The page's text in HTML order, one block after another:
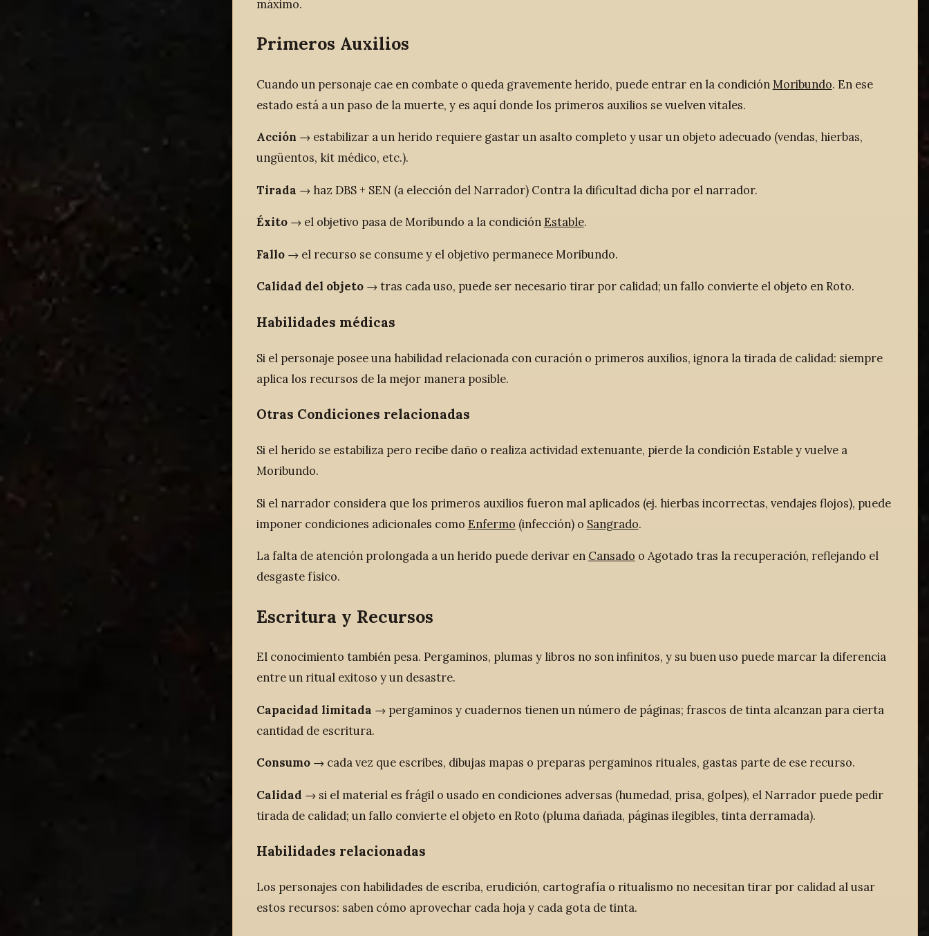
máximo.
Primeros Auxilios
Cuando un personaje cae en combate o queda gravemente herido, puede entrar en la condiciónMoribundo. En ese
estado está a un paso de la muerte, y es aquí donde los primeros auxilios se vuelven vitales.
Acción → estabilizar a un herido requiere gastar un asalto completo y usar un objeto adecuado (vendas, hierbas,
ungüentos, kit médico, etc.).
Tirada → haz DBS + SEN (a elección del Narrador) Contra la dificultad dicha por el narrador.
Éxito→ el objetivo pasa de Moribundo a la condición Estable.
Fallo→ el recurso se consume y el objetivo permanece Moribundo.
Calidad del objeto→ tras cada uso, puede ser necesario tirar por calidad; un fallo convierte el objeto en Roto.
Habilidades médicas
Si el personaje posee una habilidad relacionada con curación o primeros auxilios, ignora la tirada de calidad: siempre
aplica los recursos de la mejor manera posible.
Otras Condiciones relacionadas
Si el herido se estabiliza pero recibe daño o realiza actividad extenuante, pierde la condición Estable y vuelve a
Moribundo.
Si el narrador considera que los primeros auxilios fueron mal aplicados (ej. hierbas incorrectas, vendajes flojos), puede
imponer condiciones adicionales como Enfermo (infección) o Sangrado.
La falta de atención prolongada a un herido puede derivar en Cansado o Agotado tras la recuperación, reflejando el
desgaste físico.
Escritura y Recursos
El conocimiento también pesa. Pergaminos, plumas y libros no son infinitos, y su buen uso puede marcar la diferencia
entre un ritual exitoso y un desastre.
Capacidad limitada → pergaminos y cuadernos tienen un número de páginas; frascos de tinta alcanzan para cierta
cantidad de escritura.
Consumo→ cada vez que escribes, dibujas mapas o preparas pergaminos rituales, gastas parte de ese recurso.
Calidad → si el material es frágil o usado en condiciones adversas (humedad, prisa, golpes), el Narrador puede pedir
tirada de calidad; un fallo convierte el objeto en Roto (pluma dañada, páginas ilegibles, tinta derramada).
Habilidades relacionadas
Los personajes con habilidades de escriba, erudición, cartografía o ritualismo no necesitan tirar por calidad al usar
estos recursos: saben cómo aprovechar cada hoja y cada gota de tinta.